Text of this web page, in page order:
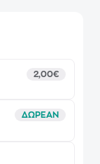
2,00€
ΔΩΡΕΑΝ